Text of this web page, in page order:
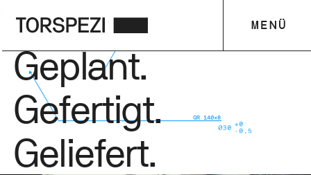
MENÜ
Tore nach Maß.
Geplant.
Gefertigt.
Geliefert.